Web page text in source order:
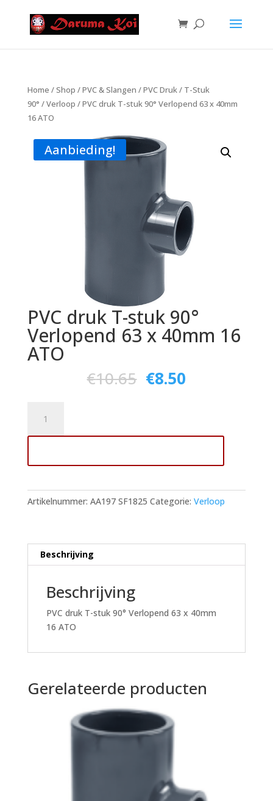
Home /Shop /PVC & Slangen /PVC Druk/ T-Stuk
90° /Verloop / PVC druk T-stuk 90° Verlopend 63 x 40mm
16 ATO
Aanbieding!
PVC druk T-stuk 90°
Verlopend 63 x 40mm 16
ATO
€10.65 €8.50
T-
90°
63
x
aantal
Artikelnummer: AA197 SF1825 Categorie: Verloop
Beschrijving
Beschrijving
PVC druk T-stuk 90° Verlopend 63 x 40mm
16 ATO
Gerelateerde producten